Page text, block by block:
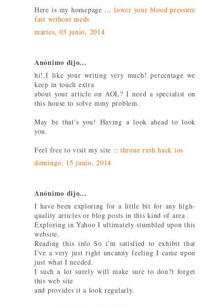
Here is my homepage ...lower your blood pressure
fast without meds
martes, 03 junio, 2014
Anónimo dijo...
hi!,I like your writing very much! percentage we
keep in touch extra
about your article on AOL? I need a specialist on
this house to solve mmy problem.
May be that's you! Having a look ahead to look
you.
Feel free to visit my site :: throne rush hack ios
domingo, 15 junio, 2014
Anónimo dijo...
I have been exploring for a little bit for any high-
quality articles or blog posts in this kind of area .
Exploring in Yahoo I ultimately stumbled upon this
website.
Reading this info So i'm satisfied to exhibit that
I've a very just right uncanny feeling I came upon
just what I needed.
I such a lot surely will make sure to don?t forget
this web site
and provides it a look regularly.